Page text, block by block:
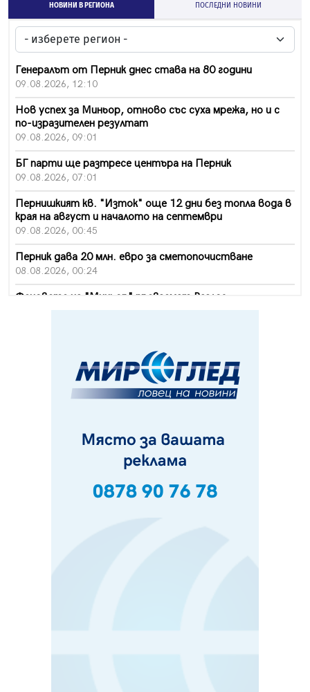
НОВИНИ В РЕГИОНА ПОСЛЕДНИ НОВИНИ
Генералът от Перник днес става на 80 години
09.08.2026, 12:10
Нов успех за Миньор, отново със суха мрежа, но и с
по-изразителен резултат
09.08.2026, 09:01
БГ парти ще разтресе центъра на Перник
09.08.2026, 07:01
Пернишкият кв. "Изток" още 12 дни без топла вода в
края на август и началото на септември
09.08.2026, 00:45
Перник дава 20 млн. евро за сметопочистване
08.08.2026, 00:24
Феновете на "Миньор" превземат Разлог
07.08.2026, 14:10
Фолклорен ансамбъл „Кладница“ с голямата награда от
фестивал в Полша
Частично бедствено положение в Перник заради
пропаднал път, обслужващ важен обект
Да отговорим на жегите с филм под звездите днес и